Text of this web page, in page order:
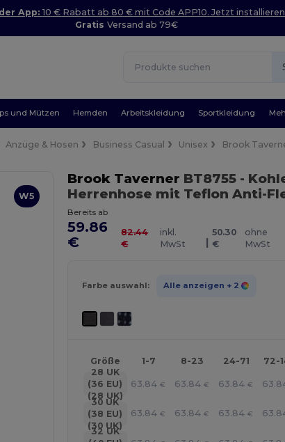
App: 10 € Rabatt ab 80 € mit Code APP10. Jetzt
GratisVersand ab 79€
und Mützen Hemden Arbeitskleidung Sportkleidung
Anzüge & Hosen Business Casual Unisex Brook
W5
Brook Taverner BT8755 -
Herrenhose mit Teflon Anti-
Bereits ab
59.86
€
82.44
€
inkl.
MwSt
|
50.30
€
ohne
MwSt
Farbe auswahl: Alle anzeigen + 2
Größe 1-7 8-23 24-71
72-
28 UK
(36 EU)
(28 UK)
63.84 € 63.84 € 63.84 €
30 UK
(38 EU)
(30 UK)
63.84 € 63.84 € 63.84 €
32 UK